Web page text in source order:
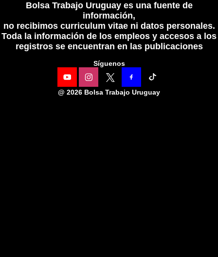
Bolsa Trabajo Uruguay es una fuente de
información,
no recibimos curriculum vitae ni datos personales.
Toda la información de los empleos y accesos a los
registros se encuentran en las publicaciones
Síguenos
@ 2026 Bolsa Trabajo Uruguay